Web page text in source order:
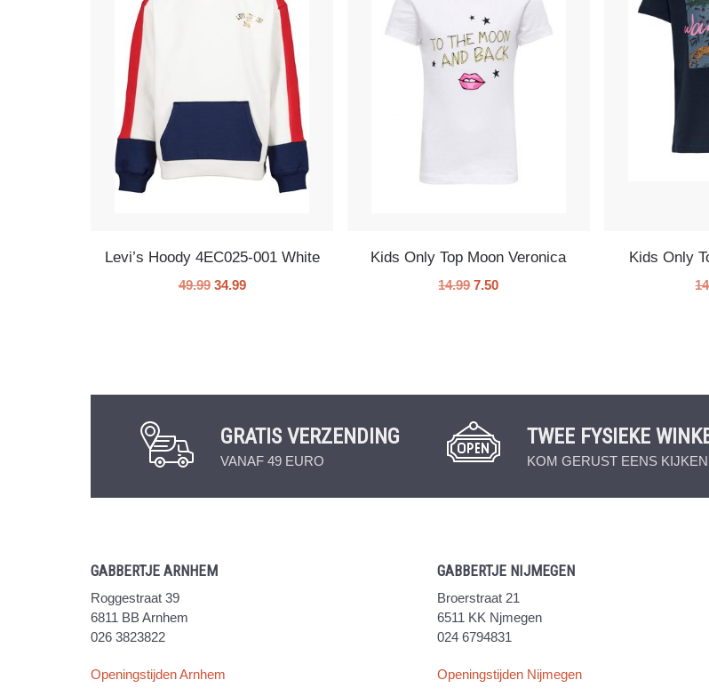
Levi’s Hoody 4EC025-001 White
49.99 34.99
Kids Only Top Moon Veronica
14.99 7.50
Kids Only
GRATIS VERZENDING
VANAF 49 EURO
TWEE FYSIEKE
KOM GERUST EENS KIJKEN
GABBERTJE ARNHEM
Roggestraat 39
6811 BB Arnhem
026 3823822
Openingstijden Arnhem
GABBERTJE NIJMEGEN
Broerstraat 21
6511 KK Njmegen
024 6794831
Openingstijden Nijmegen